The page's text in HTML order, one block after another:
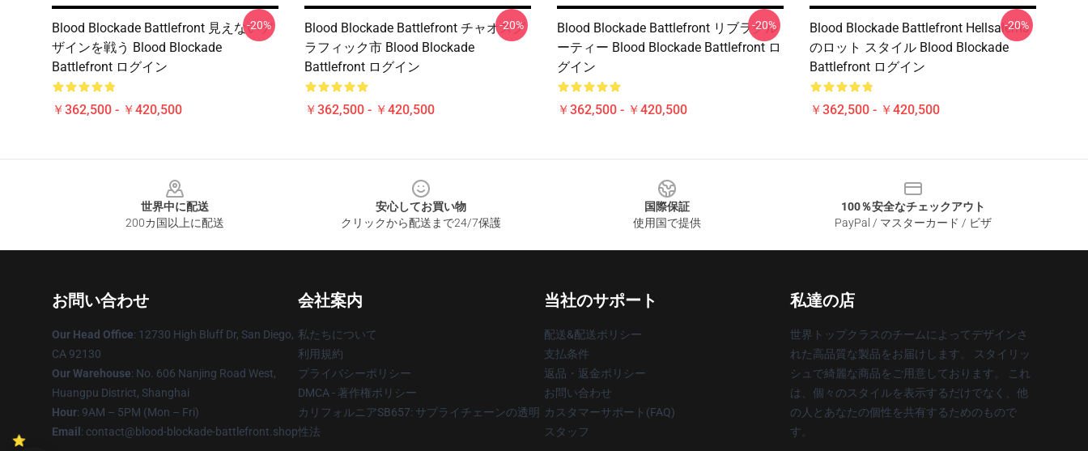
Blood Blockade Battlefront 見えないデ
ザインを戦う Blood Blockade
Battlefront ログイン
￥362,500 - ￥420,500
-20%
Blood Blockade Battlefront チャオスグ
ラフィック市 Blood Blockade
Battlefront ログイン
￥362,500 - ￥420,500
-20%
Blood Blockade Battlefront リブラクル
ーティー Blood Blockade Battlefront ロ
グイン
￥362,500 - ￥420,500
-20%
Blood Blockade Battlefront Hellsalems
のロット スタイル Blood Blockade
Battlefront ログイン
￥362,500 - ￥420,500
-20%
世界中に配送
200カ国以上に配送
安心してお買い物
クリックから配送まで24/7保護
国際保証
使用国で提供
100％安全なチェックアウト
PayPal / マスターカード / ビザ
お問い合わせ
Our Head Office: 12730 High Bluff Dr, San Diego,
CA 92130
Our Warehouse: No. 606 Nanjing Road West,
Huangpu District, Shanghai
Hour: 9AM – 5PM (Mon – Fri)
Email : contact@blood-blockade-battlefront.shop
会社案内
私たちについて
利用規約
プライバシーポリシー
DMCA - 著作権ポリシー
カリフォルニアSB657: サプライチェーンの透明
性法
当社のサポート
配送&配送ポリシー
支払条件
返品・返金ポリシー
お問い合わせ
カスタマーサポート(FAQ)
スタッフ
私達の店
世界トップクラスのチームによってデザインさ
れた高品質な製品をお届けします。 スタイリッ
シュで綺麗な商品をご用意しております。 これ
は、個々のスタイルを表示するだけでなく、他
の人とあなたの個性を共有するためのもので
す。